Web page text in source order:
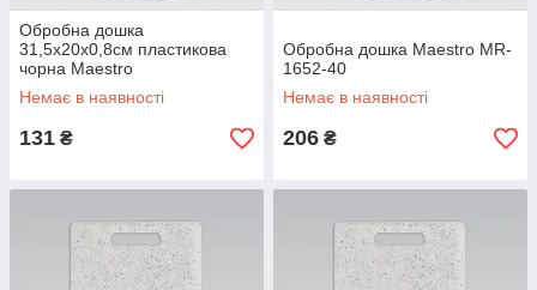
Обробна дошка
31,5х20х0,8см пластикова
чорна Maestro
Немає в наявності
131 ₴
Обробна дошка Maestro MR-
1652-40
Немає в наявності
206 ₴